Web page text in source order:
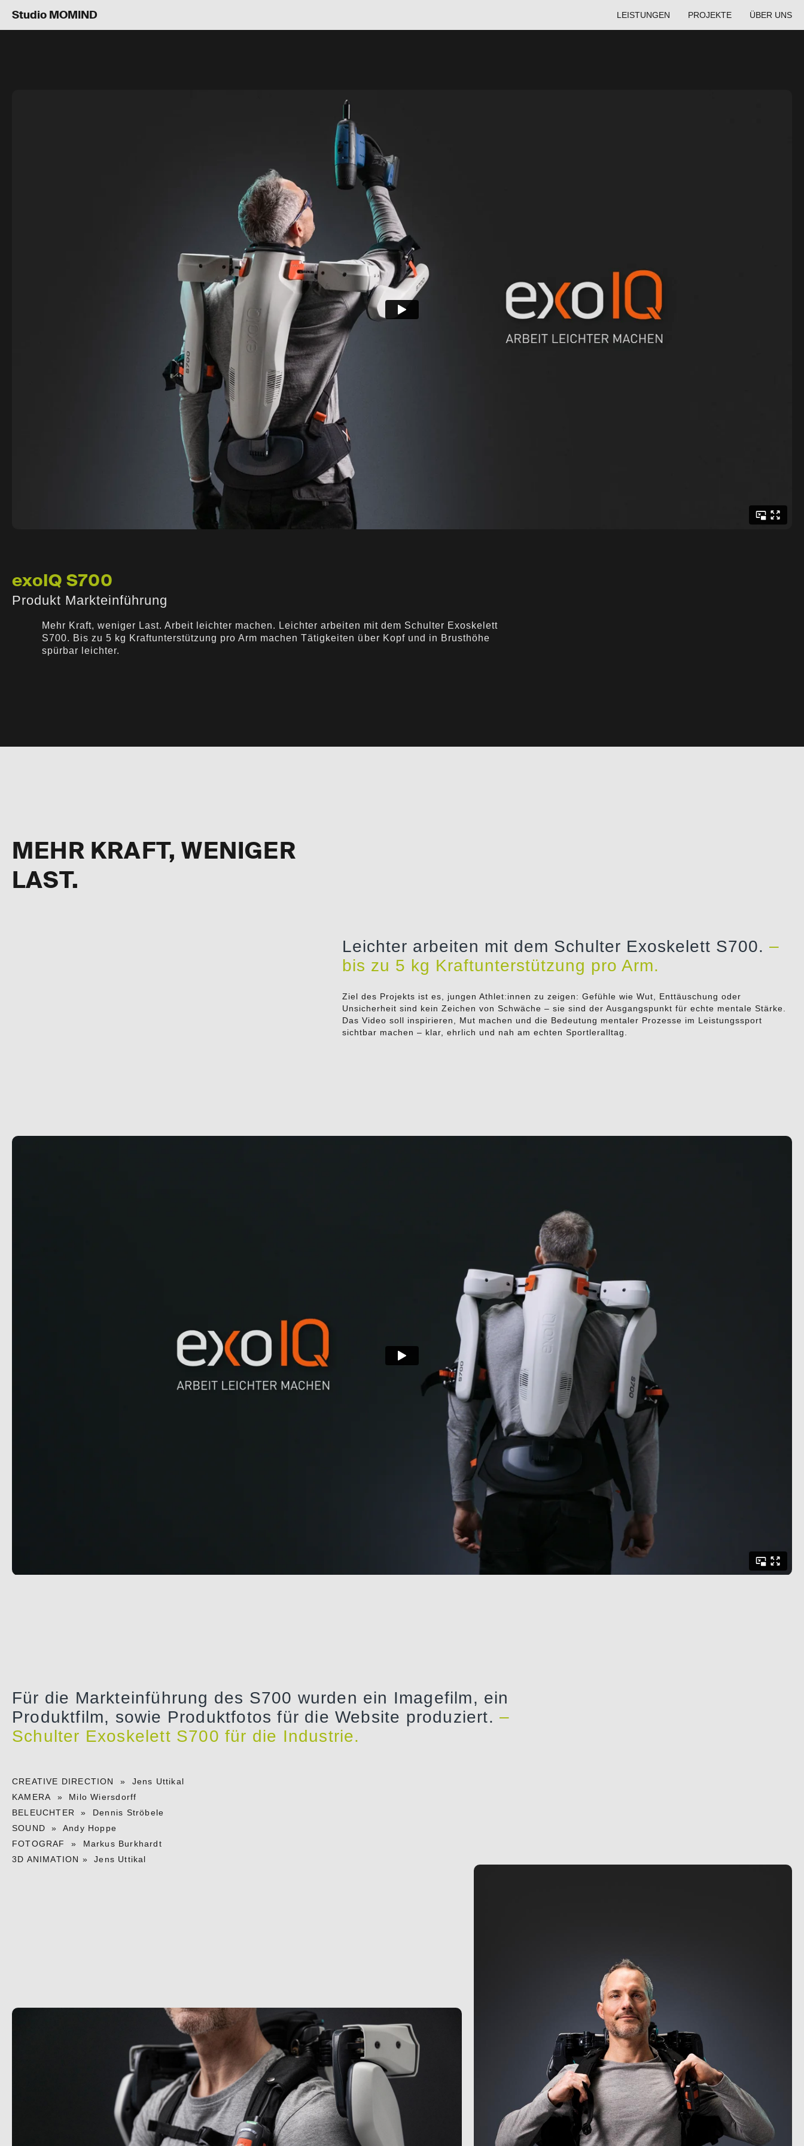
Studio MOMIND LEISTUNGEN PROJEKTE ÜBER UNS
exoIQ S700
Produkt Markteinführung
Mehr Kraft, weniger Last. Arbeit leichter machen. Leichter arbeiten mit dem Schulter Exoskelett
S700. Bis zu 5 kg Kraftunterstützung pro Arm machen Tätigkeiten über Kopf und in Brusthöhe
spürbar leichter.
MEHR KRAFT, WENIGER
LAST.
Leichter arbeiten mit dem Schulter Exoskelett S700.–
bis zu 5 kg Kraftunterstützung pro Arm.
Ziel des Projekts ist es, jungen Athlet:innen zu zeigen: Gefühle wie Wut, Enttäuschung oder
Unsicherheit sind kein Zeichen von Schwäche – sie sind der Ausgangspunkt für echte mentale Stärke.
Das Video soll inspirieren, Mut machen und die Bedeutung mentaler Prozesse im Leistungssport
sichtbar machen – klar, ehrlich und nah am echten Sportleralltag.
Für die Markteinführung des S700 wurden ein Imagefilm, ein
Produktfilm, sowie Produktfotos für die Website produziert. –
Schulter Exoskelett S700 für die Industrie.
CREATIVE DIRECTION » Jens Uttikal
KAMERA » Milo Wiersdorff
BELEUCHTER » Dennis Ströbele
SOUND » Andy Hoppe
FOTOGRAF » Markus Burkhardt
3D ANIMATION » Jens Uttikal